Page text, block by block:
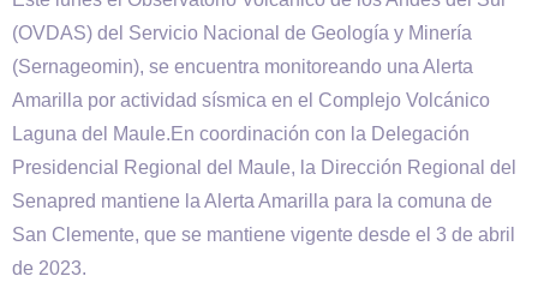
(OVDAS) del Servicio Nacional de Geología y Minería
(Sernageomin), se encuentra monitoreando una Alerta
Amarilla por actividad sísmica en el Complejo Volcánico
Laguna del Maule.En coordinación con la Delegación
Presidencial Regional del Maule, la Dirección Regional del
Senapred mantiene la Alerta Amarilla para la comuna de
San Clemente, que se mantiene vigente desde el 3 de abril
de 2023.